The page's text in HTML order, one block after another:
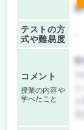
テストの方
式や難易度
コメント
授業の内容や
学べたこと